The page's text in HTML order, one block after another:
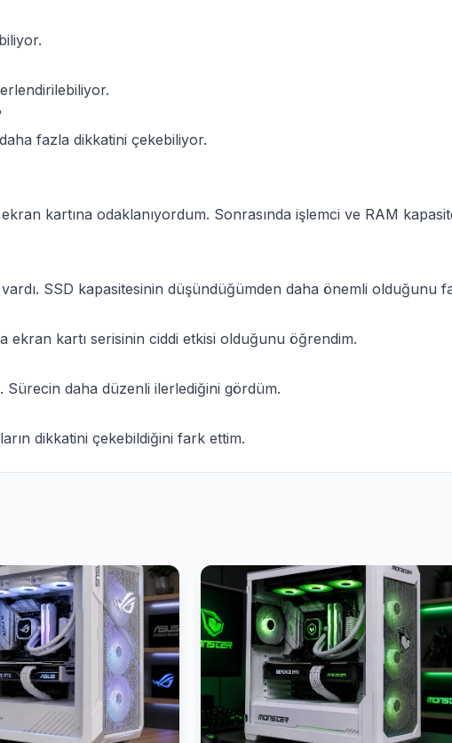
fazla dikkatini çekebiliyor.
kartına odaklanıyordum. Sonrasında işlemci ve RAM
SSD kapasitesinin düşündüğümden daha önemli olduğunu
ekran kartı serisinin ciddi etkisi olduğunu öğrendim.
Sürecin daha düzenli ilerlediğini gördüm.
dikkatini çekebildiğini fark ettim.